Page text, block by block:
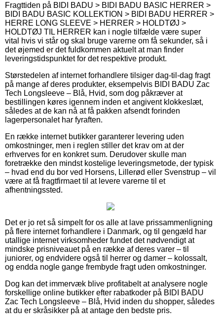
Fragttiden på BIDI BADU > BIDI BADU BASIC HERRER >
BIDI BADU BASIC KOLLEKTION > BIDI BADU HERRER >
HERRE LONG SLEEVE > HERRER > HOLDTØJ >
HOLDTØJ TIL HERRER kan i nogle tilfælde være super
vital hvis vi står og skal bruge varerne om få sekunder, så i
det øjemed er det fuldkommen aktuelt at man finder
leveringstidspunktet for det respektive produkt.
Størstedelen af internet forhandlere tilsiger dag-til-dag fragt
på mange af deres produkter, eksempelvis BIDI BADU Zac
Tech Longsleeve – Blå, Hvid, som dog påkræver at
bestillingen køres igennem inden et angivent klokkeslæt,
således at de kan nå at få pakken afsendt forinden
lagerpersonalet har fyraften.
En række internet butikker garanterer levering uden
omkostninger, men i reglen stiller det krav om at der
erhverves for en konkret sum. Derudover skulle man
foretrække den mindst kostelige leveringsmetode, der typisk
– hvad end du bor ved Horsens, Lillerød eller Svenstrup – vil
være at få fragtfirmaet til at levere varerne til et
afhentningssted.
Det er jo ret så simpelt for os alle at lave prissammenligning
på flere internet forhandlere i Danmark, og til gengæld har
utallige internet virksomheder fundet det nødvendigt at
mindske prisniveauet på en række af deres varer – til
juniorer, og endvidere også til herrer og damer – kolossalt,
og endda nogle gange frembyde fragt uden omkostninger.
Dog kan det immervæk blive profitabelt at analysere nogle
forskellige online butikker efter rabatkoder på BIDI BADU
Zac Tech Longsleeve – Blå, Hvid inden du shopper, således
at du er skråsikker på at antage den bedste pris.